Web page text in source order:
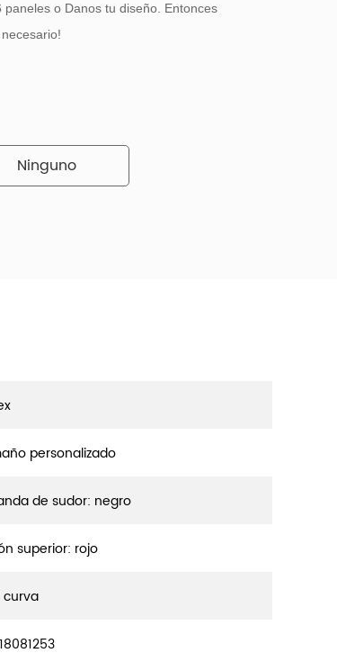
o Danos tu diseño. Entonces
Ninguno
personalizado
de sudor: negro
superior: rojo
curva